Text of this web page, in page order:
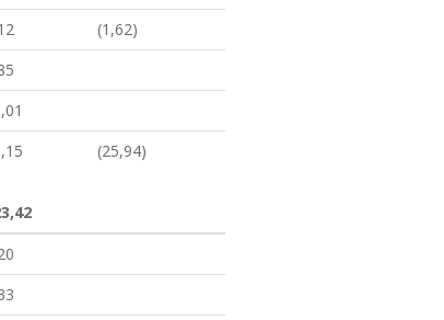
(1,62)
(25,94)